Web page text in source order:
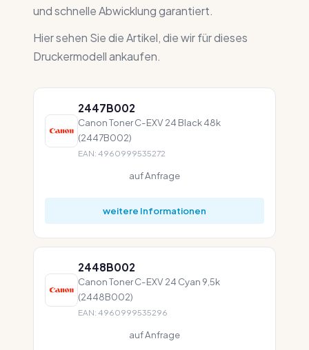
und schnelle Abwicklung garantiert.
Hier sehen Sie die Artikel, die wir für dieses
Druckermodell ankaufen.
2447B002
Canon Toner C-EXV 24 Black 48k
(2447B002)
EAN: 4960999535272
auf Anfrage
weitere Informationen
2448B002
Canon Toner C-EXV 24 Cyan 9,5k
(2448B002)
EAN: 4960999535296
auf Anfrage